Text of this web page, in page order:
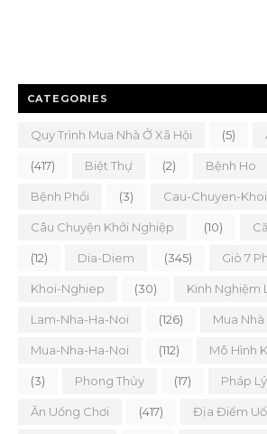
CATEGORIES
Quy Trình Mua Nhà Ở Xã Hội (5)
(417) Biệt Thự (2) Bệnh Ho
Bệnh Phổi (3) Cau-Chuyen-
Câu Chuyện Khởi Nghiệp (10)
(12) Dia-Diem (345) Giò 7
Khoi-Nghiep (30) Kinh Nghiệm
Lam-Nha-Ha-Noi (126) Mua Nhà
Mua-Nha-Ha-Noi (112) Mô Hình
(3) Phong Thủy (17) Pháp
Ăn Uống Chơi (417) Địa Điểm